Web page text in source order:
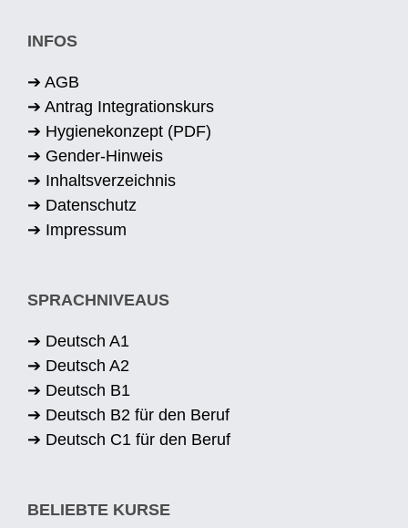
INFOS
➔ AGB
➔ Antrag Integrationskurs
➔ Hygienekonzept (PDF)
➔ Gender-Hinweis
➔ Inhaltsverzeichnis
➔ Datenschutz
➔ Impressum
SPRACHNIVEAUS
➔ Deutsch A1
➔ Deutsch A2
➔ Deutsch B1
➔ Deutsch B2 für den Beruf
➔ Deutsch C1 für den Beruf
BELIEBTE KURSE